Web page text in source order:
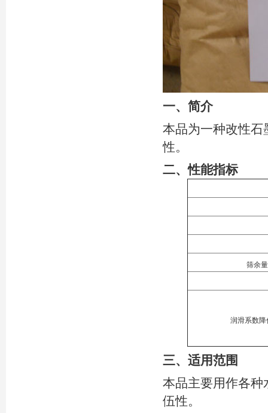
一、简介
本品为一种改性石
性。
二、性能指标
筛余
润滑系数降
三、 适用范围
本品主要用作各种
伍性。